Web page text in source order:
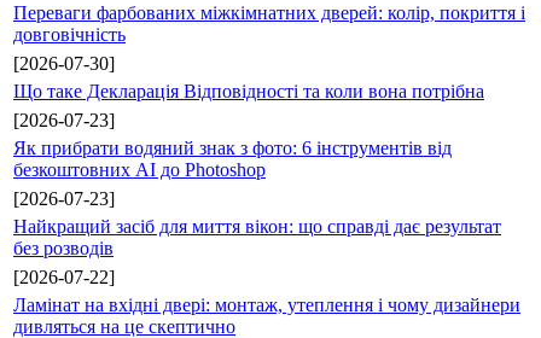
Переваги фарбованих міжкімнатних дверей: колір, покриття і
довговічність
[2026-07-30]
Що таке Декларація Відповідності та коли вона потрібна
[2026-07-23]
Як прибрати водяний знак з фото: 6 інструментів від
безкоштовних AI до Photoshop
[2026-07-23]
Найкращий засіб для миття вікон: що справді дає результат
без розводів
[2026-07-22]
Ламінат на вхідні двері: монтаж, утеплення і чому дизайнери
дивляться на це скептично